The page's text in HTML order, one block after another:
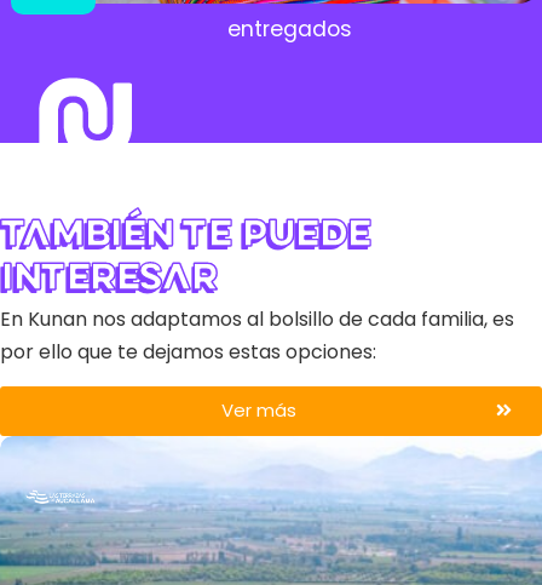
entregados
También te puede
interesar
En Kunan nos adaptamos al bolsillo de cada familia, es
por ello que te dejamos estas opciones:
Ver más